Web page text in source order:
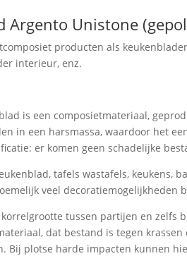
Argento Unistone
producten als
interieur, enz.
is een composietmateriaal,
in een harsmassa, waardoor het
er komen geen schadelijke
tafels wastafels, keukens,
veel decoratiemogelijkheden
tussen partijen en zelfs
dat bestand is tegen
Bij plotse harde impacten kunnen